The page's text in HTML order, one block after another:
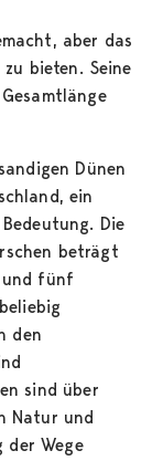
aber das
bieten. Seine
Dünen
ein
Die
beträgt
und fünf
den
sind über
Natur und
Wege